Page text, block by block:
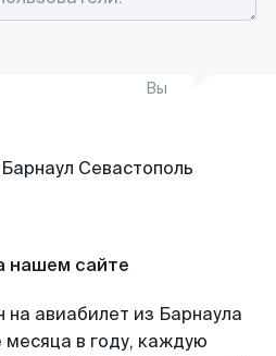
Вы
нашем сайте
на авиабилет из Барнаула
в году, каждую